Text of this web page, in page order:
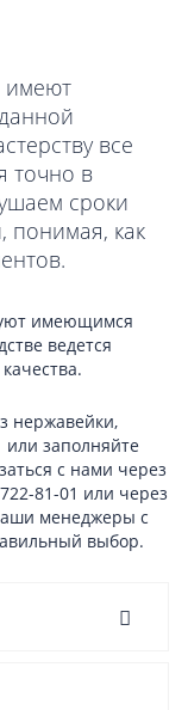
имеют
все
точно в
сроки
понимая, как
имеющимся
ведется
нержавейки,
или заполняйте
с нами через
81-01 или через
менеджеры с
выбор.